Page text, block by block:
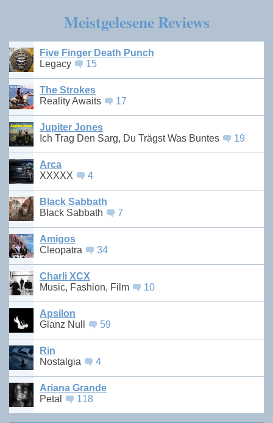
Meistgelesene Reviews
Five Finger Death Punch
Legacy
15
The Strokes
Reality Awaits
17
Jupiter Jones
Ich Trag Den Sarg, Du Trägst Was Buntes
19
Arca
XXXXX
4
Black Sabbath
Black Sabbath
7
Amigos
Cleopatra
34
Charli XCX
Music, Fashion, Film
10
Apsilon
Glanz Null
59
Rin
Nostalgia
4
Ariana Grande
Petal
118